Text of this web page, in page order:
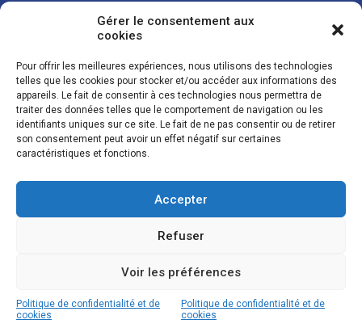
Gérer le consentement aux
cookies
Pour offrir les meilleures expériences, nous utilisons des technologies
telles que les cookies pour stocker et/ou accéder aux informations des
appareils. Le fait de consentir à ces technologies nous permettra de
traiter des données telles que le comportement de navigation ou les
identifiants uniques sur ce site. Le fait de ne pas consentir ou de retirer
son consentement peut avoir un effet négatif sur certaines
caractéristiques et fonctions.
Accepter
Refuser
Voir les préférences
Politique de confidentialité et de
cookies
Politique de confidentialité et de
cookies
Vos coordonnées sont uniquement utilisées pour vous envoyer des
lettres d'information sur nos activités. Vous pouvez à tout moment
utiliser le lien de désinscription figurant dans la lettre d'information.
© LES NOUVELLES DE LA BOULANGERIE - Tous droits réservés - Réalisation :
Josh Digital
Mentions légales